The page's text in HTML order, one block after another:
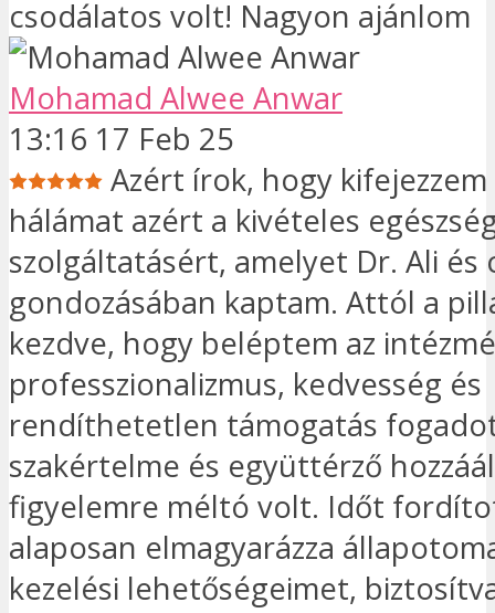
csodálatos volt! Nagyon ajánlom
Mohamad Alwee Anwar
13:16 17 Feb 25
Azért írok, hogy
hálámat azért a kivételes
szolgáltatásért, amelyet Dr. Ali és
gondozásában kaptam. Attól a
kezdve, hogy beléptem az
professzionalizmus, kedvesség és
rendíthetetlen támogatás
szakértelme és együttérző
figyelemre méltó volt. Időt
alaposan elmagyarázza
kezelési lehetőségeimet,